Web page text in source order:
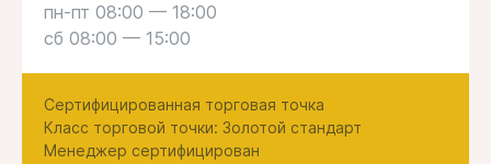
пн-пт 08:00 — 18:00
сб 08:00 — 15:00
Сертифицированная торговая точка
Класс торговой точки: Золотой стандарт
Менеджер сертифицирован